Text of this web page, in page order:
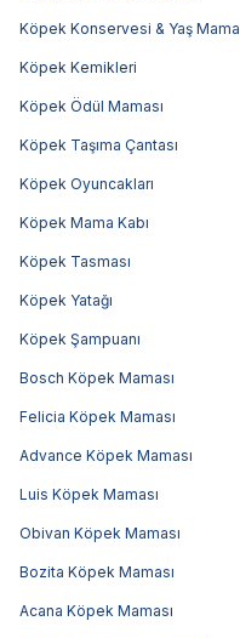
Köpek Konservesi & Yaş Mama
Köpek Kemikleri
Köpek Ödül Maması
Köpek Taşıma Çantası
Köpek Oyuncakları
Köpek Mama Kabı
Köpek Tasması
Köpek Yatağı
Köpek Şampuanı
Bosch Köpek Maması
Felicia Köpek Maması
Advance Köpek Maması
Luis Köpek Maması
Obivan Köpek Maması
Bozita Köpek Maması
Acana Köpek Maması